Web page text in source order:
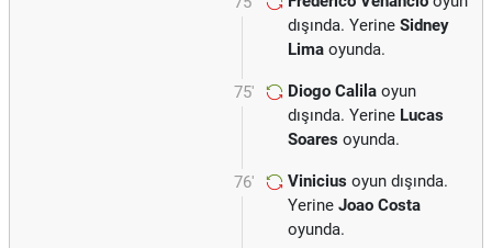
dışında. Yerine Sidney
Lima oyunda.
75' Diogo Calila oyun
dışında. Yerine Lucas
Soares oyunda.
76' Vinicius oyun dışında.
Yerine Joao Costa
oyunda.